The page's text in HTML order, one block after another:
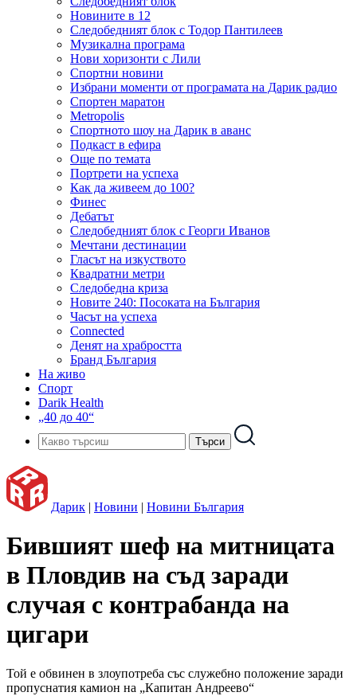
Новините в 12
Следобедният блок с Тодор Пантилеев
Музикална програма
Нови хоризонти с Лили
Спортни новини
Избрани моменти от програмата на Дарик радио
Спортен маратон
Metropolis
Спортното шоу на Дарик в аванс
Подкаст в ефира
Още по темата
Портрети на успеха
Как да живеем до 100?
Финес
Дебатът
Следобедният блок с Георги Иванов
Мечтани дестинации
Гласът на изкуството
Квадратни метри
Следобедна криза
Новите 240: Посоката на България
Часът на успеха
Connected
Денят на храбростта
Бранд България
На живо
Спорт
Darik Health
„40 до 40“
Дарик | Новини | Новини България
Бившият шеф на митницата
в Пловдив на съд заради
случая с контрабанда на
цигари
Той е обвинен в злоупотреба със служебно положение заради
пропуснатия камион на „Капитан Андреево“